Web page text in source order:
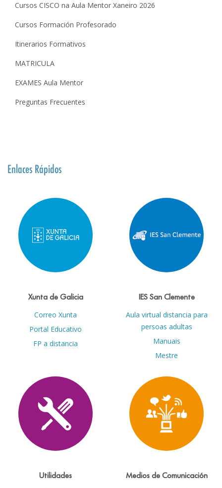
Cursos CISCO na Aula Mentor Xaneiro 2026
Cursos Formación Profesorado
Itinerarios Formativos
MATRICULA
EXAMES Aula Mentor
Preguntas Frecuentes
Enlaces Rápidos
Xunta de Galicia
Correo Xunta
Portal Educativo
FP a distancia
IES San Clemente
Aula virtual distancia para
persoas adultas
Manuais
Mestre
Utilidades
Medios de Comunicación